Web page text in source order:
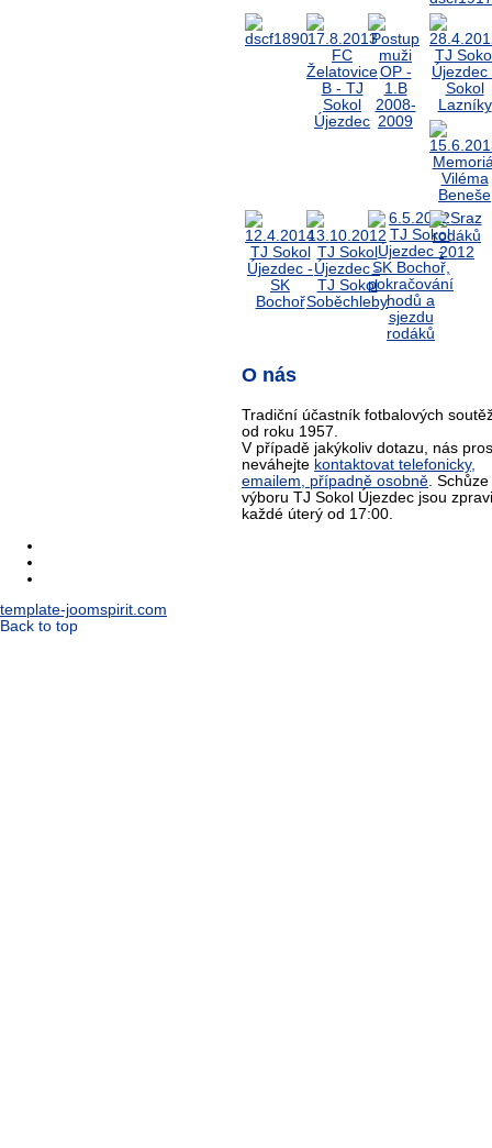
O nás
Tradiční účastník fotbalových
od roku 1957.
V případě jakýkoliv dotazu, nás
neváhejte kontaktovat telefonicky,
emailem, případně osobně. Schůze
výboru TJ Sokol Újezdec jsou
každé úterý od 17:00.
template-joomspirit.com
Back to top